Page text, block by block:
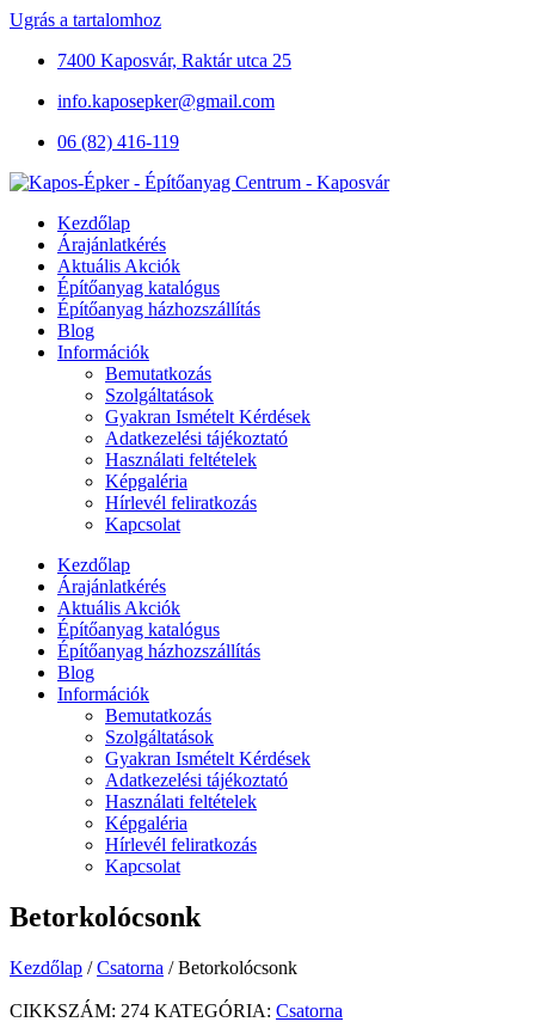
Ugrás a tartalomhoz
7400 Kaposvár, Raktár utca 25
info.kaposepker@gmail.com
06 (82) 416-119
Kezdőlap
Árajánlatkérés
Aktuális Akciók
Építőanyag katalógus
Építőanyag házhozszállítás
Blog
Információk
Bemutatkozás
Szolgáltatások
Gyakran Ismételt Kérdések
Adatkezelési tájékoztató
Használati feltételek
Képgaléria
Hírlevél feliratkozás
Kapcsolat
Kezdőlap
Árajánlatkérés
Aktuális Akciók
Építőanyag katalógus
Építőanyag házhozszállítás
Blog
Információk
Bemutatkozás
Szolgáltatások
Gyakran Ismételt Kérdések
Adatkezelési tájékoztató
Használati feltételek
Képgaléria
Hírlevél feliratkozás
Kapcsolat
Betorkolócsonk
Kezdőlap /Csatorna / Betorkolócsonk
CIKKSZÁM: 274 KATEGÓRIA: Csatorna